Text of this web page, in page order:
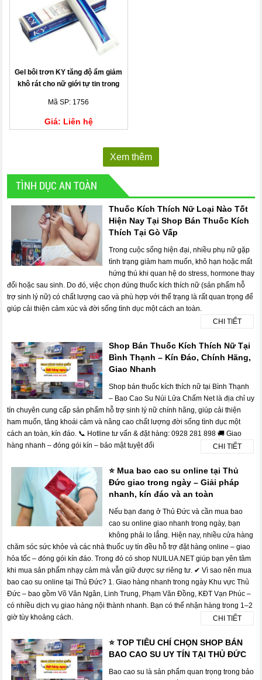
Gel bôi trơn KY tăng độ ẩm giảm
khô rát cho nữ giới tự tin trong
Mã SP: 1756
Giá: Liên hệ
Xem thêm
TÌNH DỤC AN TOÀN
Thuốc Kích Thích Nữ Loại Nào Tốt
Hiện Nay Tại Shop Bán Thuốc Kích
Thích Tại Gò Vấp
Trong cuộc sống hiện đại, nhiều phụ nữ gặp
tình trạng giảm ham muốn, khô hạn hoặc mất
hứng thú khi quan hệ do stress, hormone thay
đổi hoặc sau sinh. Do đó, việc chọn đúng thuốc kích thích nữ (sản phẩm hỗ
trợ sinh lý nữ) có chất lượng cao và phù hợp với thể trạng là rất quan trọng để
giúp cải thiện cảm xúc và đời sống tình dục một cách an toàn.
CHI TIẾT
Shop Bán Thuốc Kích Thích Nữ Tại
Bình Thạnh – Kín Đáo, Chính Hãng,
Giao Nhanh
Shop bán thuốc kích thích nữ tại Bình Thạnh
– Bao Cao Su Núi Lửa Chấm Net là địa chỉ uy
tín chuyên cung cấp sản phẩm hỗ trợ sinh lý nữ chính hãng, giúp cải thiện
ham muốn, tăng khoái cảm và nâng cao chất lượng đời sống tình dục một
cách an toàn, kín đáo. 📞 Hotline tư vấn & đặt hàng: 0928 281 898 🚚 Giao
hàng nhanh – đóng gói kín – bảo mật tuyệt đối
CHI TIẾT
⭐ Mua bao cao su online tại Thủ
Đức giao trong ngày – Giải pháp
nhanh, kín đáo và an toàn
Nếu bạn đang ở Thủ Đức và cần mua bao
cao su online giao nhanh trong ngày, bạn
không phải lo lắng. Hiện nay, nhiều cửa hàng
chăm sóc sức khỏe và các nhà thuốc uy tín đều hỗ trợ đặt hàng online – giao
hỏa tốc – đóng gói kín đáo. Trong đó có shop NUILUA.NET giúp bạn yên tâm
khi mua sản phẩm nhạy cảm mà vẫn giữ được sự riêng tư. ✔ Vì sao nên mua
bao cao su online tại Thủ Đức? 1. Giao hàng nhanh trong ngày Khu vực Thủ
Đức – bao gồm Võ Văn Ngân, Linh Trung, Phạm Văn Đồng, KĐT Vạn Phúc –
có nhiều dịch vụ giao hàng nội thành nhanh. Bạn có thể nhận hàng trong 1–2
giờ tùy khoảng cách.
CHI TIẾT
⭐ TOP TIÊU CHÍ CHỌN SHOP BÁN
BAO CAO SU UY TÍN TẠI THỦ ĐỨC
Bao cao su là sản phẩm quan trọng trong bảo